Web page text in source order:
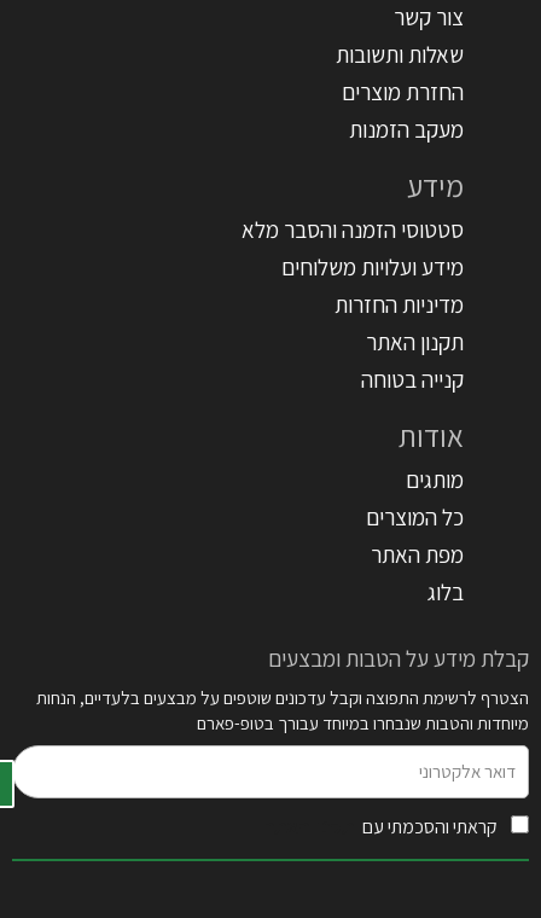
צור קשר
שאלות ותשובות
החזרת מוצרים
מעקב הזמנות
מידע
סטטוסי הזמנה והסבר מלא
מידע ועלויות משלוחים
מדיניות החזרות
תקנון האתר
קנייה בטוחה
אודות
מותגים
כל המוצרים
מפת האתר
בלוג
קבלת מידע על הטבות ומבצעים
הצטרף לרשימת התפוצה וקבל עדכונים שוטפים על מבצעים בלעדיים, הנחות
מיוחדות והטבות שנבחרו במיוחד עבורך בטופ-פארם
אלקטרוני
קראתי והסכמתי עם